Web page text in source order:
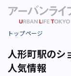
トップページ
人形町駅のシ
人気情報